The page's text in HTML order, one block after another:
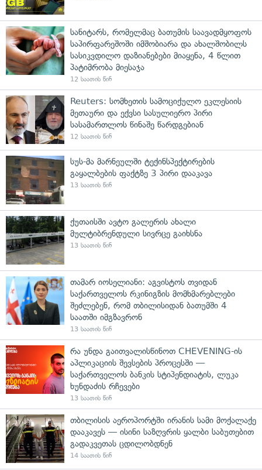
სანიტარს, რომელმაც ბათუმის საავადმყოფოს
საპირფარეშოში იმშობიარა და ახალშობილს
სასიკვდილო დაზიანებები მიაყენა, 4 წლით
პატიმრობა მიესაჯა
12 საათის წინ
Reuters: სომხეთის სამოციქულო ეკლესიის
მეთაური და ექვსი სასულიერო პირი
სასამართლოს წინაშე წარდგებიან
12 საათის წინ
სუს-მა მარნეულში ტექინსპექტირების
გაყალბების ფაქტზე 3 პირი დააკავა
13 საათის წინ
ქუთაისში ავტო გალერის ახალი
მულტიბრენდული სივრცე გაიხსნა
13 საათის წინ
თამარ იოსელიანი: აგვისტოს თვიდან
საქართველოს რკინიგზის მომხმარებლები
შეძლებენ, რომ თბილისიდან ბათუმში 4
საათში იმგზავრონ
13 საათის წინ
რა უნდა გაითვალისწინოთ CHEVENING-ის
აპლიკაციის შევსების პროცესში —
საქართველოს ბანკის სტიპენდიატის, ლუკა
ხუნდაძის რჩევები
13 საათის წინ
თბილისის აეროპორტში ირანის სამი მოქალაქე
დააკავეს — ისინი საზღვრის ყალბი საბუთებით
გადაკვეთას ცდილობდნენ
14 საათის წინ